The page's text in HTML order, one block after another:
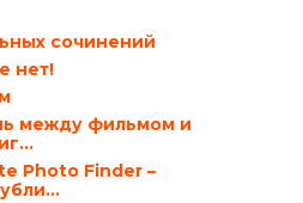
сочинений
нет!
между фильмом и
Photo Finder –